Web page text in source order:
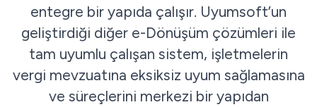
entegre bir yapıda çalışır. Uyumsoft’un
geliştirdiği diğer e-Dönüşüm çözümleri ile
tam uyumlu çalışan sistem, işletmelerin
vergi mevzuatına eksiksiz uyum sağlamasına
ve süreçlerini merkezi bir yapıdan